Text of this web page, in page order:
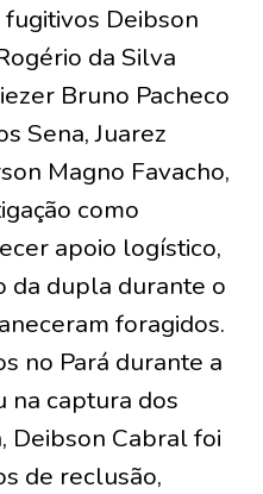
Deibson
da Silva
Bruno Pacheco
Sena, Juarez
Magno Favacho,
como
apoio logístico,
da dupla durante o
foragidos.
no Pará durante a
na captura dos
Deibson Cabral foi
de reclusão,